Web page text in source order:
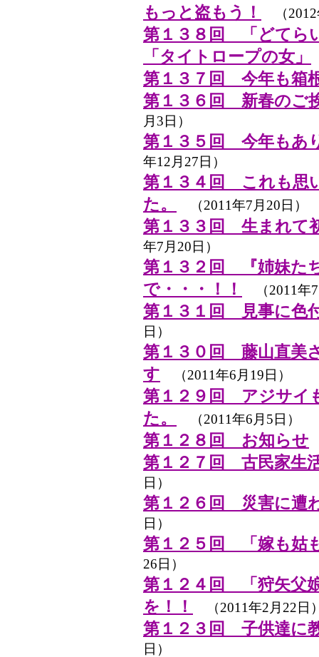
もっと盗もう！
（2012
第１３８回 「どてら
「タイトロープの女」
第１３７回 今年も箱
第１３６回 新春のご
月3日）
第１３５回 今年もあ
年12月27日）
第１３４回 これも思
た。
（2011年7月20日）
第１３３回 生まれて
年7月20日）
第１３２回 『姉妹た
で・・・！！
（2011年
第１３１回 見事に色
日）
第１３０回 藤山直美
す （2011年6月19日）
第１２９回 アジサイ
た。
（2011年6月5日）
第１２８回 お知らせ
第１２７回 古民家生
日）
第１２６回 災害に遭
日）
第１２５回 「嫁も姑
26日）
第１２４回 「狩矢父
を！！
（2011年2月22日
第１２３回 子供達に
日）